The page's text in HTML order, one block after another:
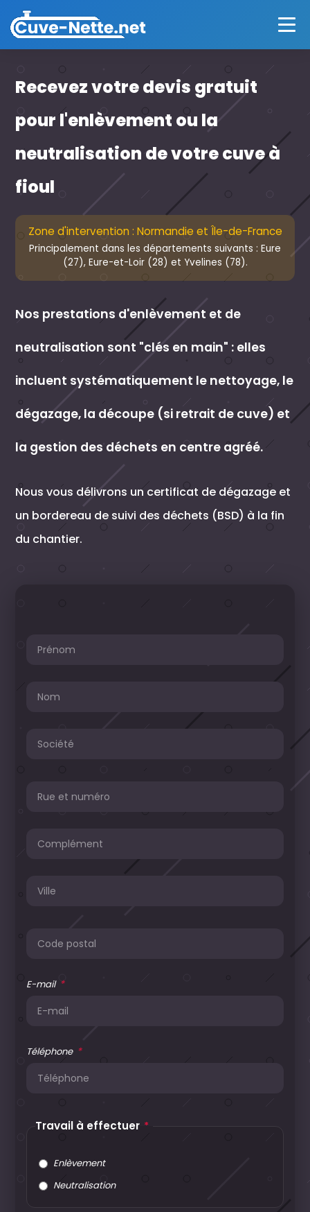
Recevez votre devis gratuit
pour l'enlèvement ou la
neutralisation de votre cuve à
fioul
Zone d'intervention : Normandie et Île-de-France
Principalement dans les départements suivants : Eure
(27), Eure-et-Loir (28) et Yvelines (78).
Nos prestations d'enlèvement et de
neutralisation sont "clés en main" : elles
incluent systématiquement le nettoyage, le
dégazage, la découpe (si retrait de cuve) et
la gestion des déchets en centre agréé.
Nous vous délivrons un certificat de dégazage et
un bordereau de suivi des déchets (BSD) à la fin
du chantier.
E-mail *
Téléphone *
Travail à effectuer *
Enlèvement
Neutralisation